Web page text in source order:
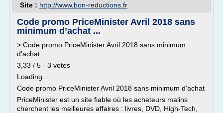
Site : http://www.bon-reductions.fr
Code promo PriceMinister Avril 2018 sans
minimum d’achat ...
> Code promo PriceMinister Avril 2018 sans minimum
d'achat
3,33 / 5 - 3 votes
Loading...
Code promo PriceMinister Avril 2018 sans minimum d'achat
PriceMinister est un site fiable où les acheteurs malins
cherchent les meilleures affaires : livres, DVD, High-Tech,